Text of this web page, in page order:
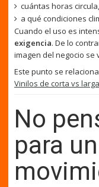
cuántas horas circula,
a qué condiciones
Cuando el uso es
exigencia. De lo
imagen del negocio se
Este punto se
Vinilos de corta vs
No
para